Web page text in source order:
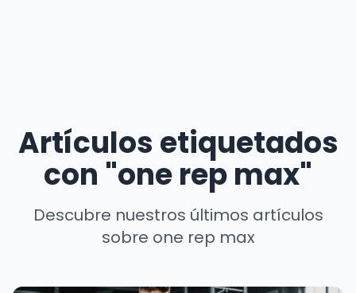
Artículos etiquetados
con "one rep max"
Descubre nuestros últimos artículos
sobre one rep max